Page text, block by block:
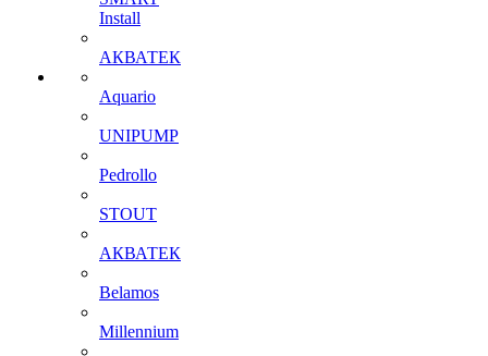
Install
АКВАТЕК
Aquario
UNIPUMP
Pedrollo
STOUT
АКВАТЕК
Belamos
Millennium